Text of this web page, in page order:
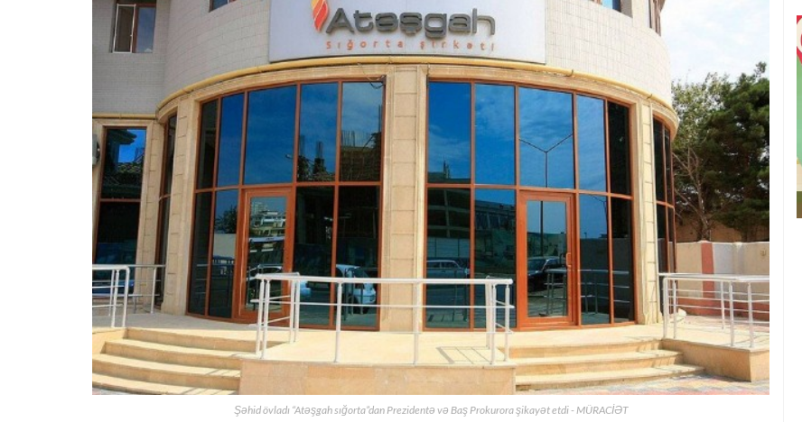
Şəhid övladı “Atəşgah sığorta”dan Prezidentə və Baş Prokurora şikayət etdi - MÜRACİƏT